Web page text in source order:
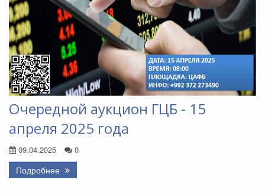
Очередной аукцион ГЦБ - 15
апреля 2025 года
09.04.2025 0
Подробнее